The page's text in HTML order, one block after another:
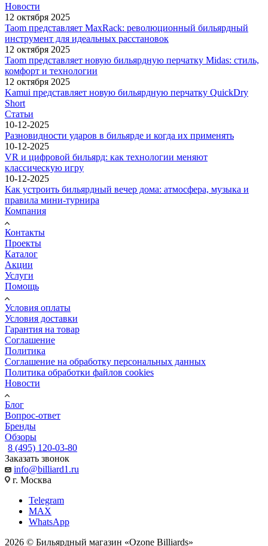
Новости
12 октября 2025
Taom представляет MaxRack: революционный бильярдный
инструмент для идеальных расстановок
12 октября 2025
Taom представляет новую бильярдную перчатку Midas: стиль,
комфорт и технологии
12 октября 2025
Kamui представляет новую бильярдную перчатку QuickDry
Short
Статьи
10-12-2025
Разновидности ударов в бильярде и когда их применять
10-12-2025
VR и цифровой бильярд: как технологии меняют
классическую игру
10-12-2025
Как устроить бильярдный вечер дома: атмосфера, музыка и
правила мини-турнира
Компания
Контакты
Проекты
Каталог
Акции
Услуги
Помощь
Условия оплаты
Условия доставки
Гарантия на товар
Соглашение
Политика
Соглашение на обработку персональных данных
Политика обработки файлов cookies
Новости
Блог
Вопрос-ответ
Бренды
Обзоры
8 (495) 120-03-80
Заказать звонок
info@billiard1.ru
г. Москва
Telegram
MAX
WhatsApp
2026 © Бильярдный магазин «Ozone Billiards»